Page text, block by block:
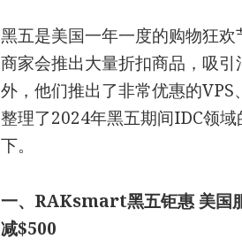
黑五是美国一年一度的购物狂
商家会推出大量折扣商品，吸
外，他们推出了非常优惠的
整理了2024年黑五期间IDC领
下。
一、RAKsmart黑五钜惠 美国
减$500